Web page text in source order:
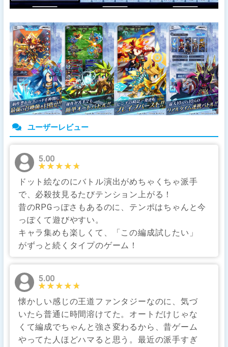
ユーザーレビュー
5.00
★★★★★
★★★★★
ドット絵なのにバトル演出がめちゃくちゃ派手
で、必殺技見るたびテンション上がる！
昔のRPGっぽさもあるのに、テンポはちゃんと今
っぽくて遊びやすい。
キャラ集めも楽しくて、「この編成試したい」
がずっと続くタイプのゲーム！
5.00
★★★★★
★★★★★
懐かしい感じの王道ファンタジーなのに、気づ
いたら普通に時間溶けてた。オートだけじゃな
くて編成でちゃんと強さ変わるから、昔ゲーム
やってた人ほどハマると思う。最近の派手すぎ